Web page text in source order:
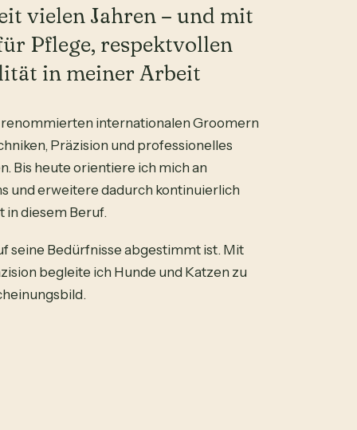
vielen Jahren – und mit
Pflege, respektvollen
in meiner Arbeit
internationalen Groomern
Präzision und professionelles
Bis heute orientiere ich mich an
und erweitere dadurch kontinuierlich
in diesem Beruf.
seine Bedürfnisse abgestimmt ist. Mit
begleite ich Hunde und Katzen zu